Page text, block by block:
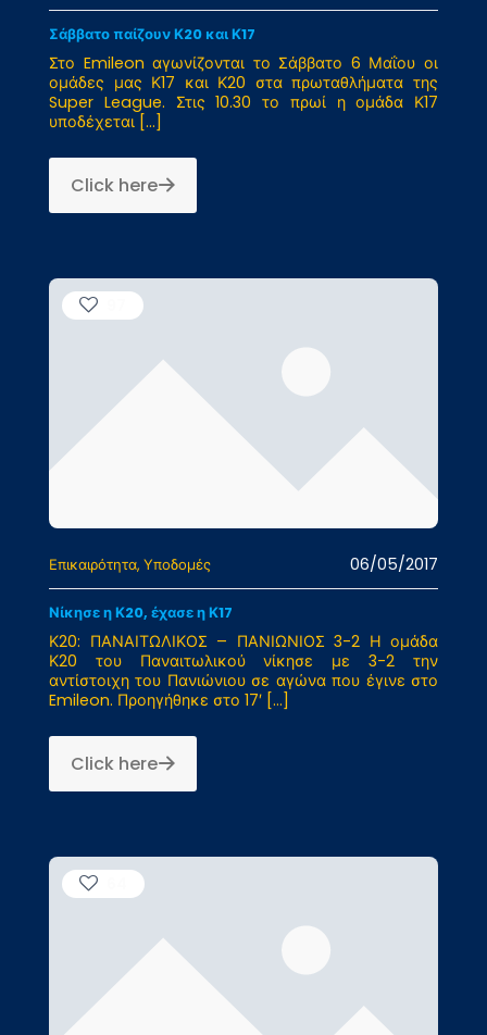
Σάββατο παίζουν Κ20 και Κ17
Στο Emileon αγωνίζονται το Σάββατο 6 Μαΐου οι
ομάδες μας Κ17 και Κ20 στα πρωταθλήματα της
Super League. Στις 10.30 το πρωί η ομάδα Κ17
υποδέχεται […]
Click here
Επικαιρότητα Υποδομές 06/05/2017
Νίκησε η Κ20, έχασε η Κ17
Κ20: ΠΑΝΑΙΤΩΛΙΚΟΣ – ΠΑΝΙΩΝΙΟΣ 3-2 Η ομάδα
Κ20 του Παναιτωλικού νίκησε με 3-2 την
αντίστοιχη του Πανιώνιου σε αγώνα που έγινε στο
Emileon. Προηγήθηκε στο 17′ […]
Click here